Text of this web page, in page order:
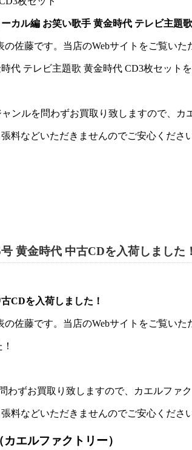
ル編 お笑い歌手 黄金時代 テレビ主題
佐藤です。当店のWebサイトをご覧いた
代 テレビ主題歌 黄金時代 CD3枚セットを
ルを問わずお買取り致しますので、カ
料などいただきませんのでご安心くださ
黄金時代 中古CDを入荷しました！
CDを入荷しました！
佐藤です。当店のWebサイトをご覧いた
ずお買取り致しますので、カエルファ
料などいただきませんのでご安心くださ
エルファクトリー）